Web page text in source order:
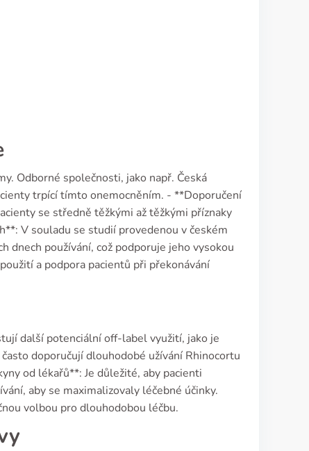
Odborné společnosti, jako např. Česká
trpící tímto onemocněním. - **Doporučení
se středně těžkými až těžkými příznaky
V souladu se studií provedenou v českém
dnech používání, což podporuje jeho vysokou
a podpora pacientů při překonávání
další potenciální off-label využití, jako je
doporučují dlouhodobé užívání Rhinocortu
od lékařů**: Je důležité, aby pacienti
aby se maximalizovaly léčebné účinky.
volbou pro dlouhodobou léčbu.